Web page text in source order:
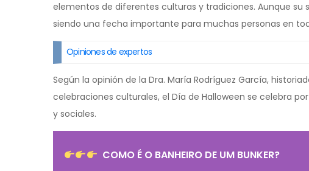
elementos de diferentes culturas y tradiciones. Aunque su
siendo una fecha importante para muchas personas en
Opiniones de expertos
Según la opinión de la Dra. María Rodríguez García,
celebraciones culturales, el Día de Halloween se celebra
y sociales.
COMO É O BANHEIRO DE UM BUNKER?